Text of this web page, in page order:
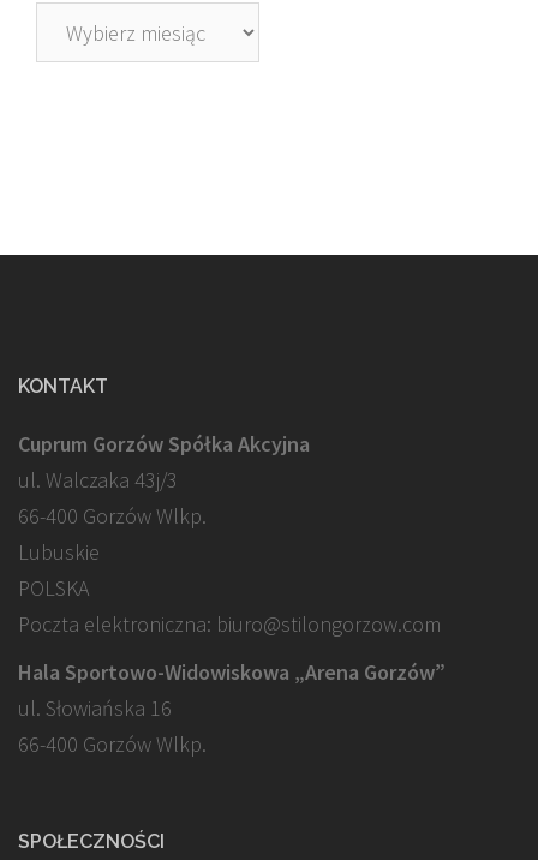
Archiwa
KONTAKT
Cuprum Gorzów Spółka Akcyjna
ul. Walczaka 43j/3
66-400 Gorzów Wlkp.
Lubuskie
POLSKA
Poczta elektroniczna: biuro@stilongorzow.com
Hala Sportowo-Widowiskowa „Arena Gorzów”
ul. Słowiańska 16
66-400 Gorzów Wlkp.
SPOŁECZNOŚCI